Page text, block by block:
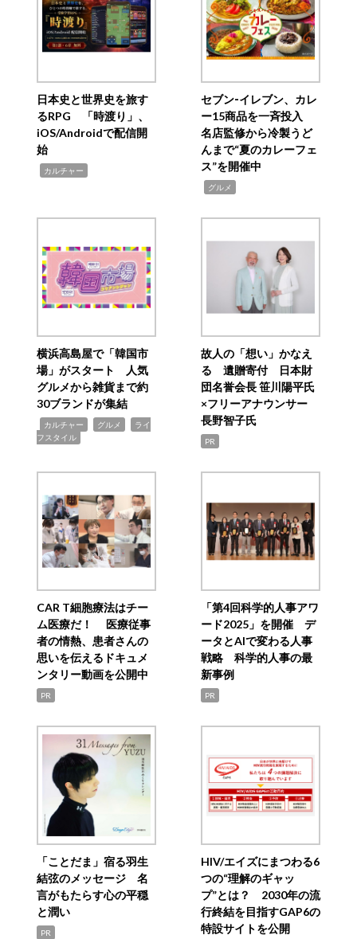
日本史と世界史を旅す
るRPG 「時渡り」、
iOS/Androidで配信開
始
カルチャー
セブン‐イレブン、カレ
ー15商品を一斉投入
名店監修から冷製うど
んまで“夏のカレーフェ
ス”を開催中
グルメ
横浜高島屋で「韓国市
場」がスタート 人気
グルメから雑貨まで約
30ブランドが集結
カルチャー グルメ
ライ
フスタイル
故人の「想い」かなえ
る 遺贈寄付 日本財
団名誉会長 笹川陽平氏
×フリーアナウンサー
長野智子氏
PR
CAR T細胞療法はチー
ム医療だ！ 医療従事
者の情熱、患者さんの
思いを伝えるドキュメ
ンタリー動画を公開中
PR
「第4回科学的人事アワ
ード2025」を開催 デ
ータとAIで変わる人事
戦略 科学的人事の最
新事例
PR
「ことだま」宿る羽生
結弦のメッセージ 名
言がもたらす心の平穏
と潤い
PR
HIV/エイズにまつわる6
つの“理解のギャッ
プ”とは？ 2030年の流
行終結を目指すGAP6の
特設サイトを公開